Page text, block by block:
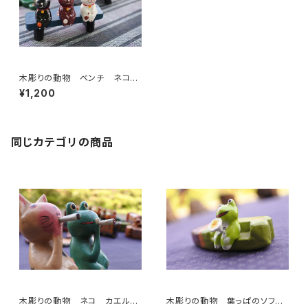
木彫りの動物 ベンチ ネコ３
匹
¥1,200
同じカテゴリの商品
木彫りの動物 ネコ カエル 木彫りの動物 葉っぱのソフ